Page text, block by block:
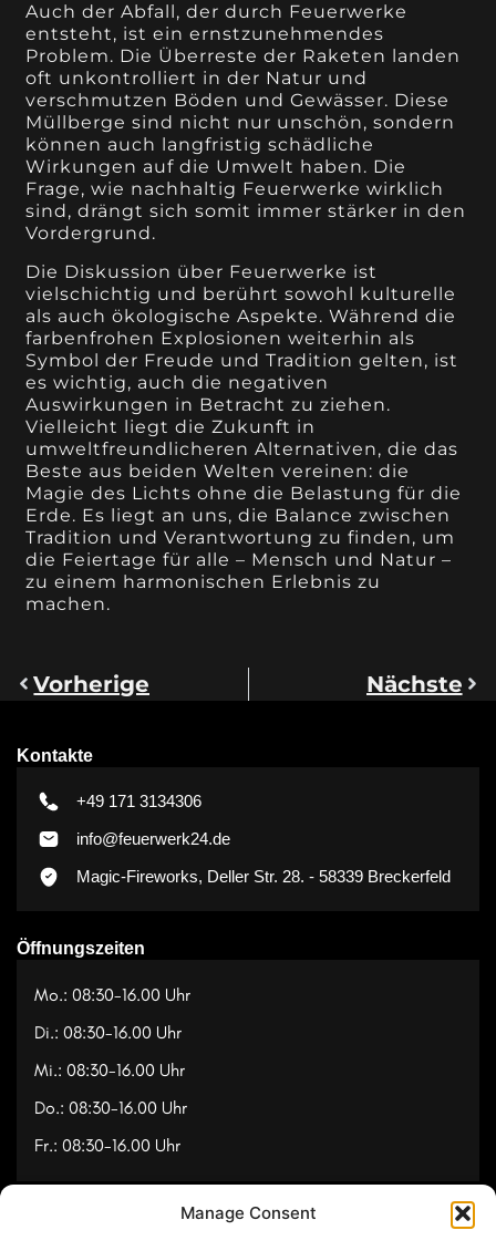
Manage Consent
Auch der Abfall, der durch Feuerwerke
entsteht, ist ein ernstzunehmendes
Problem. Die Überreste der Raketen landen
oft unkontrolliert in der Natur und
verschmutzen Böden und Gewässer. Diese
Müllberge sind nicht nur unschön, sondern
können auch langfristig schädliche
Wirkungen auf die Umwelt haben. Die
Frage, wie nachhaltig Feuerwerke wirklich
sind, drängt sich somit immer stärker in den
Vordergrund.
Die Diskussion über Feuerwerke ist
vielschichtig und berührt sowohl kulturelle
als auch ökologische Aspekte. Während die
farbenfrohen Explosionen weiterhin als
Symbol der Freude und Tradition gelten, ist
es wichtig, auch die negativen
Auswirkungen in Betracht zu ziehen.
Vielleicht liegt die Zukunft in
umweltfreundlicheren Alternativen, die das
Beste aus beiden Welten vereinen: die
Magie des Lichts ohne die Belastung für die
Erde. Es liegt an uns, die Balance zwischen
Tradition und Verantwortung zu finden, um
die Feiertage für alle – Mensch und Natur –
zu einem harmonischen Erlebnis zu
machen.
Vorherige Nächste
Kontakte
+49 171 3134306
info@feuerwerk24.de
Magic-Fireworks, Deller Str. 28. - 58339 Breckerfeld
Öffnungszeiten
Mo.: 08:30-16.00 Uhr
Di.: 08:30-16.00 Uhr
Mi.: 08:30-16.00 Uhr
Do.: 08:30-16.00 Uhr
Fr.: 08:30-16.00 Uhr